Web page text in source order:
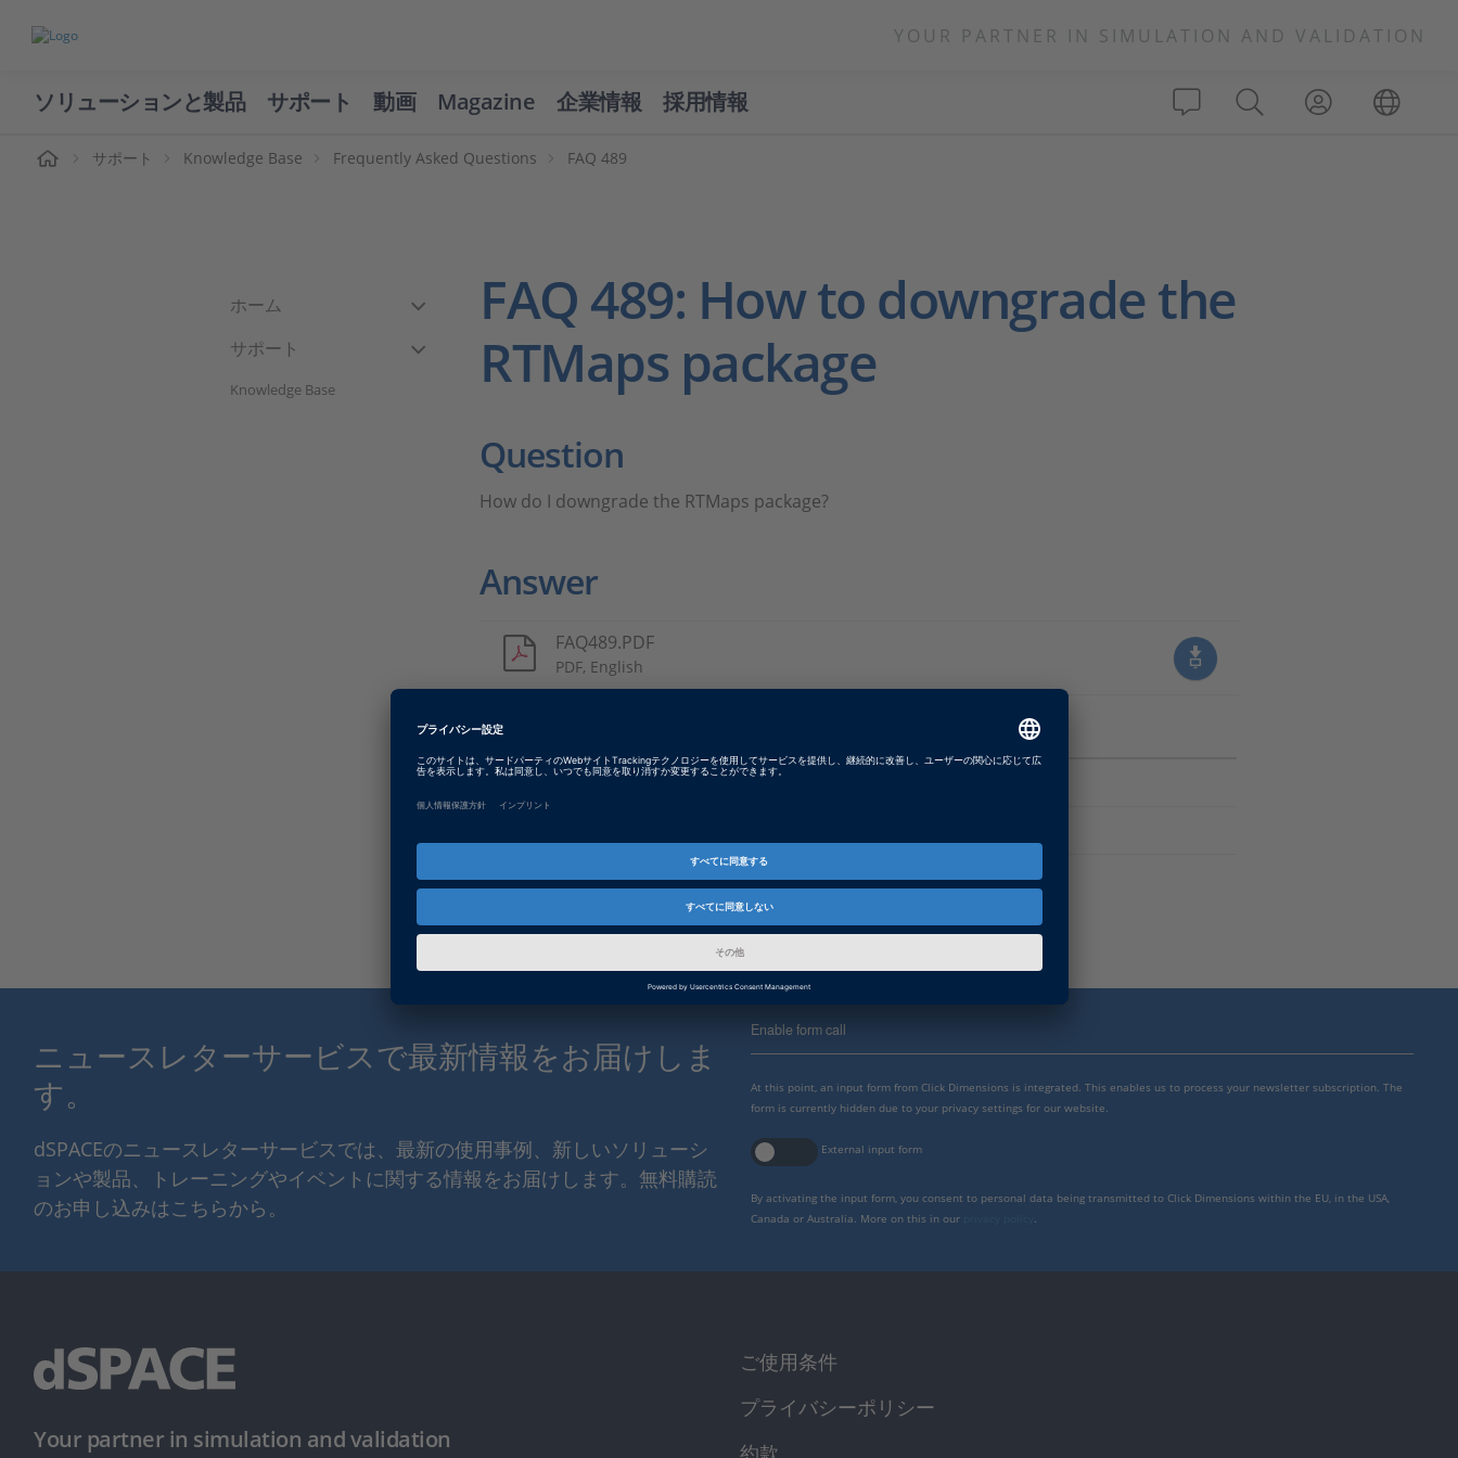
YOUR PARTNER IN SIMULATION AND VALIDATION
ソリューションと製品 サポート 動画 Magazine 企業情報 採用情報
サポート Knowledge Base Frequently Asked Questions FAQ 489
ホーム
サポート
Knowledge Base
FAQ 489: How to downgrade the
RTMaps package
Question
How do I downgrade the RTMaps package?
Answer
FAQ489.PDF
PDF, English
Tags
Date
2024-12-16
インフォメーション
FAQ
ニュースレターサービスで最新情報をお届けしま
す。
dSPACEのニュースレターサービスでは、最新の使用事例、新しいソリューシ
ョンや製品、トレーニングやイベントに関する情報をお届けします。無料購読
のお申し込みはこちらから。
Enable form call
At this point, an input form from Click Dimensions is integrated. This enables us to process your newsletter subscription. The
form is currently hidden due to your privacy settings for our website.
External input form
By activating the input form, you consent to personal data being transmitted to Click Dimensions within the EU, in the USA,
Canada or Australia. More on this in our
Your partner in simulation and validation
ご使用条件
プライバシーポリシー
約款